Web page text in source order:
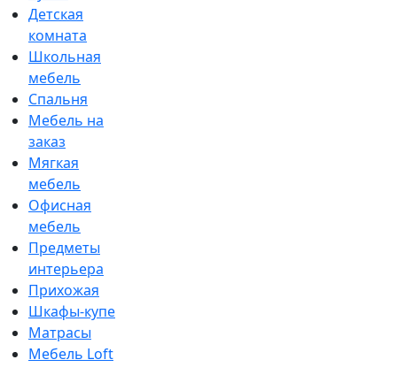
Детская
комната
Школьная
мебель
Спальня
Мебель на
заказ
Мягкая
мебель
Офисная
мебель
Предметы
интерьера
Прихожая
Шкафы-купе
Матрасы
Мебель Loft